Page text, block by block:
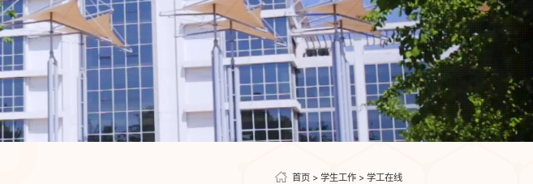
首页 >学生工作 >学工在线